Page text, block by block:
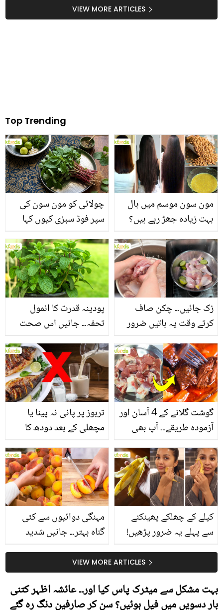
کھانے والوں کو بھی کھانے
پر مجبور کردے
بڑی ڈگری کا مطلب اچھا
کردار نہیں ہوتا! افسوسناک
VIEW MORE ARTICLES
Top Trending
چولائی کو مون سون کی
سپر فوڈ سبزی کیوں کہا
منرلز اور اینٹی آکسیڈنٹس
سے بھرپور اس سبزی کے
فائدے
مون سون موسم میں بال
بہت زیادہ جھڑ رہے ہیں؟
بنانے کے چند قدرتی طریقے
پودینہ قدرت کا انمول
تحفہ۔۔ جانیں اس صحت
انگیز طبی فوائد
رُک جائیں۔۔ چکن صاف
کرتے وقت یہ باتیں ضرور
تربوز پر پانی نہ پینا یا
مچھلی کے بعد دودھ کا
سے متعلق غلط فہمیوں کی
حقیقت کیا ہے اور افواہ
کیا؟
گوشت گلانے کے 4 آسان اور
آزمودہ طریقے۔۔ آپ بھی
بتائے راز
مہنگی دوائیوں سے کئی
گناہ بہتر۔۔ جانیں شدید
کیوں کھانا چاہیے؟
کیلے کے چھلکے پھینکنے
سے پہلے یہ ضرور پڑھیں!
سستا اور قدرتی حلVIEW MORE ARTICLES
بہت مشکل سے میٹرک پاس کیا اور۔۔ عائشہ اظہر کتنی
بار دسویں میں فیل ہوئیں؟ سن کر صارفین دنگ رہ گئے